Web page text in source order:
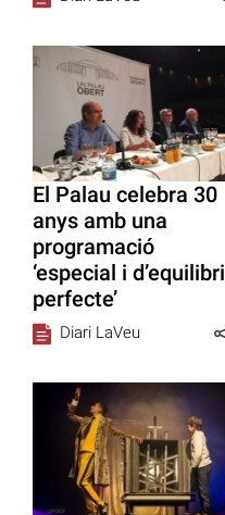
El Palau celebra 30
anys amb una
programació
‘especial i d’equilibri
perfecte’
Diari LaVeu